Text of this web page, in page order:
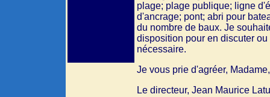
plage; plage publique; ligne
d'ancrage; pont; abri pour
du nombre de baux. Je
disposition pour en discuter
nécessaire.
Je vous prie d'agréer,
Le directeur, Jean Maurice